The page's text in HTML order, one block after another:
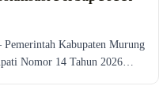
Kabupaten Murung
Nomor 14 Tahun 2026…